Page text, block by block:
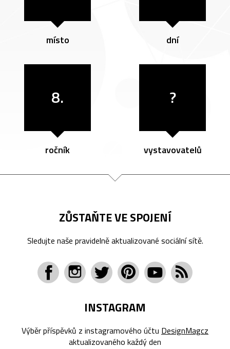
místo dní
8.
ročník
?
vystavovatelů
ZŮSTAŇTE VE SPOJENÍ
Sledujte naše pravidelně aktualizované sociální sítě.
INSTAGRAM
Výběr příspěvků z instagramového účtu DesignMagcz
aktualizovaného každý den